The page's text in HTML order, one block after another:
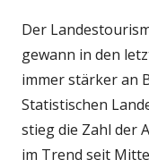
Der
gewann in den
immer stärker an
Statistischen
stieg die Zahl der
im Trend seit